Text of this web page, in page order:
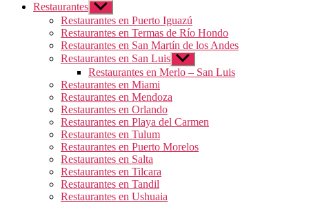
Restaurantes Mostrar
el
submenú
Restaurantes en Puerto Iguazú
Restaurantes en Termas de Río Hondo
Restaurantes en San Martín de los Andes
Restaurantes en San Luis Mostrar
el
submenú
Restaurantes en Merlo – San Luis
Restaurantes en Miami
Restaurantes en Mendoza
Restaurantes en Orlando
Restaurantes en Playa del Carmen
Restaurantes en Tulum
Restaurantes en Puerto Morelos
Restaurantes en Salta
Restaurantes en Tilcara
Restaurantes en Tandil
Restaurantes en Ushuaia